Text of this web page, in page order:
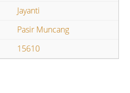
Jayanti
Pasir Muncang
15610